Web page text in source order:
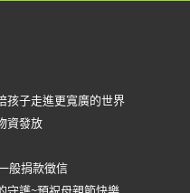
孩子走進更寬廣的世界
資發放
般捐款徵信